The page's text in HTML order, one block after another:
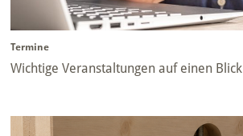
Termine
Wichtige Veranstaltungen auf einen Blick